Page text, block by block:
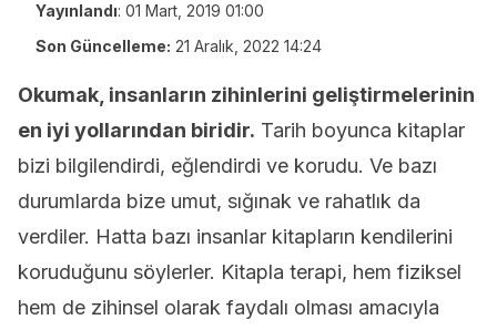
Yayınlandı: 01 Mart, 2019 01:00
Son Güncelleme: 21 Aralık, 2022 14:24
Okumak, insanların zihinlerini geliştirmelerinin
en iyi yollarından biridir. Tarih boyunca kitaplar
bizi bilgilendirdi, eğlendirdi ve korudu. Ve bazı
durumlarda bize umut, sığınak ve rahatlık da
verdiler. Hatta bazı insanlar kitapların kendilerini
koruduğunu söylerler. Kitapla terapi, hem fiziksel
hem de zihinsel olarak faydalı olması amacıyla